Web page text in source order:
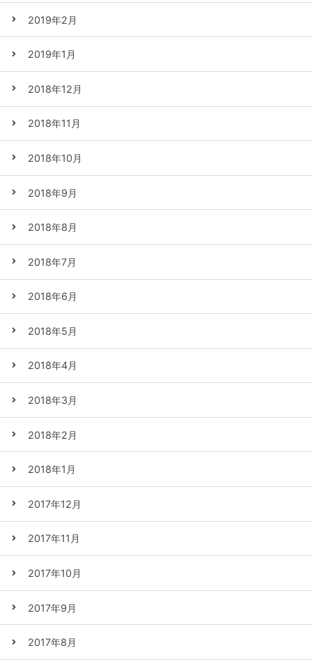
2019年2月
2019年1月
2018年12月
2018年11月
2018年10月
2018年9月
2018年8月
2018年7月
2018年6月
2018年5月
2018年4月
2018年3月
2018年2月
2018年1月
2017年12月
2017年11月
2017年10月
2017年9月
2017年8月